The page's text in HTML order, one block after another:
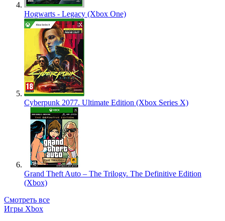
Hogwarts - Legacy (Xbox One)
Cyberpunk 2077. Ultimate Edition (Xbox Series X)
Grand Theft Auto – The Trilogy. The Definitive Edition
(Xbox)
Смотреть все
Игры Xbox